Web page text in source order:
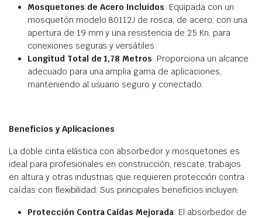
Mosquetones de Acero Incluidos: Equipada con un
mosquetón modelo 80112J de rosca, de acero, con una
apertura de 19 mm y una resistencia de 25 Kn, para
conexiones seguras y versátiles.
Longitud Total de 1,78 Metros: Proporciona un alcance
adecuado para una amplia gama de aplicaciones,
manteniendo al usuario seguro y conectado.
Beneficios y Aplicaciones
La doble cinta elástica con absorbedor y mosquetones es
ideal para profesionales en construcción, rescate, trabajos
en altura y otras industrias que requieren protección contra
caídas con flexibilidad. Sus principales beneficios incluyen:
Protección Contra Caídas Mejorada: El absorbedor de